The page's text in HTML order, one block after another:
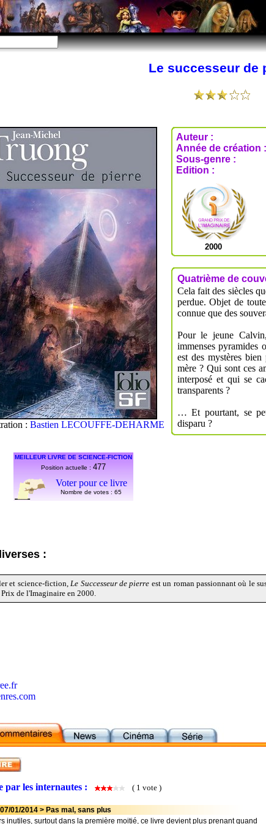
Le successeur de
: Bastien LECOUFFE-DEHARME
MEILLEUR LIVRE DE SCIENCE-FICTION
Position actuelle : 477
Voter pour ce livre
Nombre de votes : 65
Auteur :
Année de création :
Sous-genre :
Edition :
2000
Quatrième de
Cela fait des siècles
perdue. Objet de
connue que des
Pour le jeune
immenses pyramides
est des mystères
mère ? Qui sont ces
interposé et qui se
transparents ?
… Et pourtant, se
disparu ?
:
et science-fiction,Le Successeur de pierre est un roman passionnant où le
de l'Imaginaire en 2000.
par les internautes : ( 1 vote )
01/2014 > Pas mal, sans plus
inutiles, surtout dans la première moitié, ce livre devient plus prenant quand